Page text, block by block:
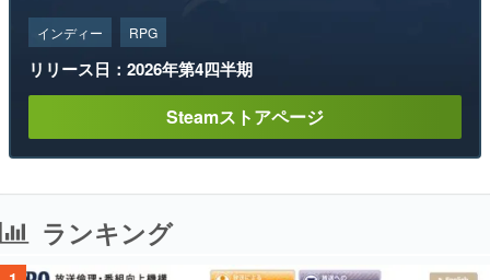
インディー RPG
リリース日：2026年第4四半期
Steamストアページ
ランキング